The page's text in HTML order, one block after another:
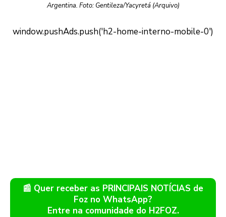
Argentina. Foto: Gentileza/Yacyretá (Arquivo)
📰 Quer receber as PRINCIPAIS NOTÍCIAS de
Foz no WhatsApp?
Entre na comunidade do H2FOZ.